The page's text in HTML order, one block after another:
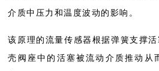
介质中压力和温度波动的影响。
该原理的流量传感器根据弹簧支撑
壳阀座中的活塞被流动介质推动从